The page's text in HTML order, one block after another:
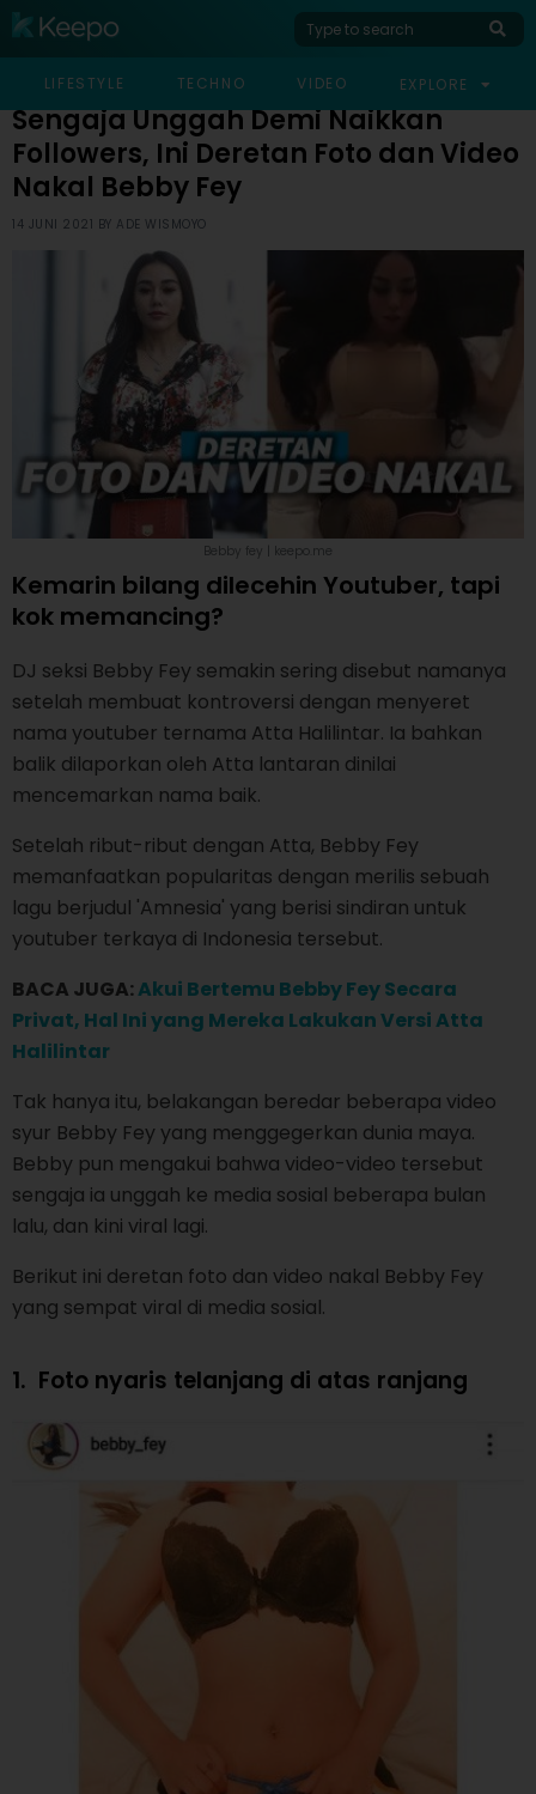
LIFESTYLE TECHNO VIDEO EXPLORE
CELEB
SENGAJA UNGGAH DEMI NAIKKAN FOLLOWERS, INI DERETAN FOTO
Sengaja Unggah Demi Naikkan
Followers, Ini Deretan Foto dan Video
Nakal Bebby Fey
14 JUNI 2021 BY ADE WISMOYO
Bebby fey | keepo.me
Kemarin bilang dilecehin Youtuber, tapi
kok memancing?
DJ seksi Bebby Fey semakin sering disebut namanya
setelah membuat kontroversi dengan menyeret
nama youtuber ternama Atta Halilintar. Ia bahkan
balik dilaporkan oleh Atta lantaran dinilai
mencemarkan nama baik.
Setelah ribut-ribut dengan Atta, Bebby Fey
memanfaatkan popularitas dengan merilis sebuah
lagu berjudul 'Amnesia' yang berisi sindiran untuk
youtuber terkaya di Indonesia tersebut.
BACA JUGA:Akui Bertemu Bebby Fey Secara
Privat, Hal Ini yang Mereka Lakukan Versi Atta
Halilintar
Tak hanya itu, belakangan beredar beberapa video
syur Bebby Fey yang menggegerkan dunia maya.
Bebby pun mengakui bahwa video-video tersebut
sengaja ia unggah ke media sosial beberapa bulan
lalu, dan kini viral lagi.
Berikut ini deretan foto dan video nakal Bebby Fey
yang sempat viral di media sosial.
1. Foto nyaris telanjang di atas ranjang